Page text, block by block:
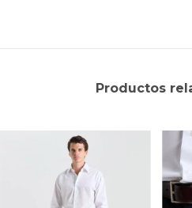
Productos